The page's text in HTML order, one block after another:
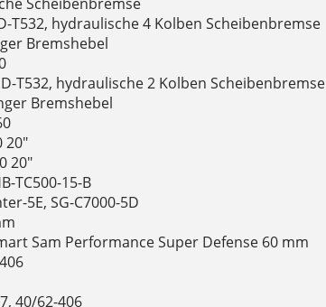
T532, hydraulische 4 Kolben Scheibenbremse
Bremshebel
T532, hydraulische 2 Kolben Scheibenbremse
Bremshebel
20"
20"
TC500-15-B
5E, SG-C7000-5D
Sam Performance Super Defense 60 mm
40/62-406